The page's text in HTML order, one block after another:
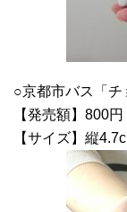
○京都市バス「チ
【発売額】800円
【サイズ】縦